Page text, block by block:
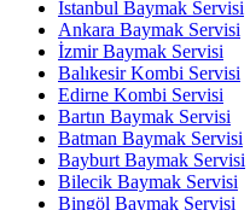
İstanbul Baymak Servisi
Ankara Baymak Servisi
İzmir Baymak Servisi
Balıkesir Kombi Servisi
Edirne Kombi Servisi
Bartın Baymak Servisi
Batman Baymak Servisi
Bayburt Baymak Servisi
Bilecik Baymak Servisi
Bingöl Baymak Servisi